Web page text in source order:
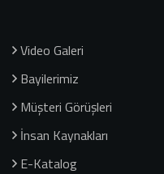
Video Galeri
Bayilerimiz
Müşteri Görüşleri
İnsan Kaynakları
E-Katalog